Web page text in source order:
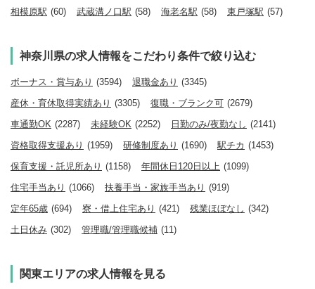
相模原駅 (60) 武蔵溝ノ口駅 (58) 海老名駅 (58) 東戸塚駅 (57)
神奈川県の求人情報をこだわり条件で絞り込む
ボーナス・賞与あり (3594) 退職金あり (3345)
産休・育休取得実績あり (3305) 復職・ブランク可 (2679)
車通勤OK (2287) 未経験OK (2252) 日勤のみ/夜勤なし (2141)
資格取得支援あり (1959) 研修制度あり (1690) 駅チカ (1453)
保育支援・託児所あり (1158) 年間休日120日以上 (1099)
住宅手当あり (1066) 扶養手当・家族手当あり (919)
定年65歳 (694) 寮・借上住宅あり (421) 残業ほぼなし (342)
土日休み (302) 管理職/管理職候補 (11)
関東エリアの求人情報を見る